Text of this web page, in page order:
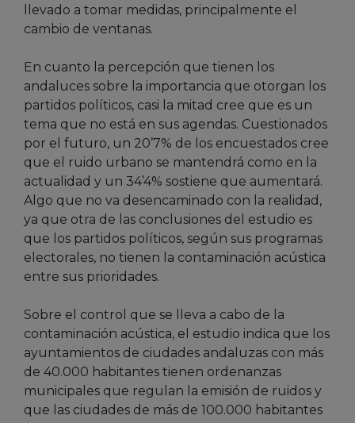
llevado a tomar medidas, principalmente el
cambio de ventanas.
En cuanto la percepción que tienen los
andaluces sobre la importancia que otorgan los
partidos políticos, casi la mitad cree que es un
tema que no está en sus agendas. Cuestionados
por el futuro, un 20’7% de los encuestados cree
que el ruido urbano se mantendrá como en la
actualidad y un 34’4% sostiene que aumentará.
Algo que no va desencaminado con la realidad,
ya que otra de las conclusiones del estudio es
que los partidos políticos, según sus programas
electorales, no tienen la contaminación acústica
entre sus prioridades.
Sobre el control que se lleva a cabo de la
contaminación acústica, el estudio indica que los
ayuntamientos de ciudades andaluzas con más
de 40.000 habitantes tienen ordenanzas
municipales que regulan la emisión de ruidos y
que las ciudades de más de 100.000 habitantes